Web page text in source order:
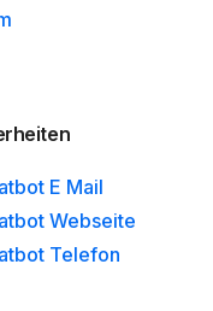
E Mail
Webseite
Telefon